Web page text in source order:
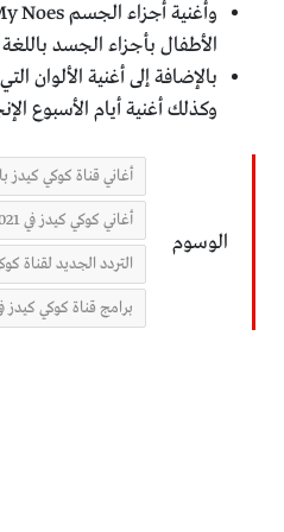
الأطفال بأجزاء الجسد باللغة
بالإضافة إلى أغنية الألوان
وكذلك أغنية أيام الأسبوع
الوسوم
أغاني قناة كوكي كيدز
أغاني كوكي كيدز في 2021
التردد الجديد لقناة كوكي
برامج قناة كوكي كيدز في